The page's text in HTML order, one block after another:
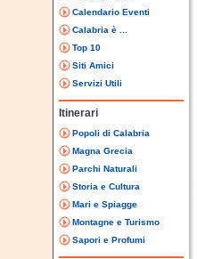
Calendario Eventi
Calabria è ...
Top 10
Siti Amici
Servizi Utili
Itinerari
Popoli di Calabria
Magna Grecia
Parchi Naturali
Storia e Cultura
Mari e Spiagge
Montagne e Turismo
Sapori e Profumi